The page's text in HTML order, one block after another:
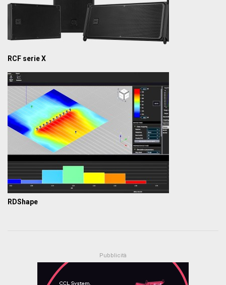
RCF serie X
RDShape